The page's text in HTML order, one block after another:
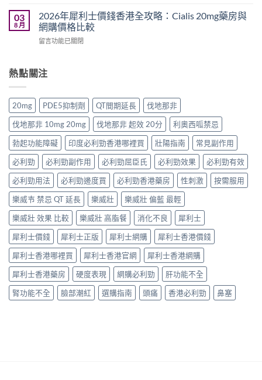
購
渠
道
招
防
鑑
別
指
南〉
中
男
士
健
行
網
購
選
購
指
南〉
香
港
價
格
略：
與
網
購
正
貨
渠
比
較〉
中
年
必
利
勁
價
攻
略：
Priligy
藥
房
與
購
正
貨
渠
道
比
較〉
中
03
8 月
2026年犀利士價錢香港全攻略：Cialis 20mg藥房與
網購價格比較
在
犀
利
價
錢
香
港
全
攻
略：
Cialis
20mg
藥
房
與
網
購
價
格
比
較〉
中
留言功能已關閉
熱點關注
20mg PDE5抑制劑 QT間期延長
伐地那非
伐地那非 10mg 20mg
伐地那非 起效 20分
利奧西呱禁忌
勃起功能障礙
印度必利勁香港哪裡買 壯陽指南
常見副作用
必利勁
必利勁副作用 必利勁屈臣氏 必利勁效果
必利勁有效
必利勁用法
必利勁邊度買 必利勁香港藥房 性刺激
按需服用
樂威壭 禁忌 QT 延長
樂威壯
樂威壯 偏藍 最輕
樂威壯 效果 比較
樂威壯 高脂餐 消化不良
犀利士
犀利士價錢
犀利士正版 犀利士網購
犀利士香港價錢
犀利士香港哪裡買
犀利士香港官網
犀利士香港網購
犀利士香港藥房
硬度表現 網購必利勁
肝功能不全
腎功能不全
臉部潮紅 選購指南 頭痛 香港必利勁 鼻塞